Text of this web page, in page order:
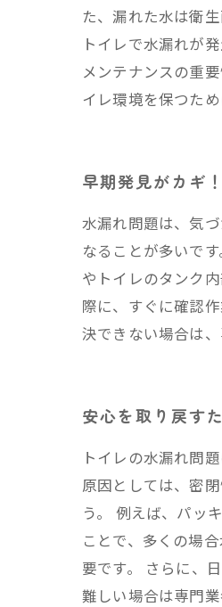
た、漏れた水は衛
トイレで水漏れが
メンテナンスの重
イレ環境を保つた
早期発見がカギ
水漏れ問題は、気
なることが多いで
やトイレのタンク
際に、すぐに確認
決できない場合は
安心を取り戻す
トイレの水漏れ問
原因としては、密
う。 例えば、パッ
ことで、多くの場
要です。 さらに、
難しい場合は専門